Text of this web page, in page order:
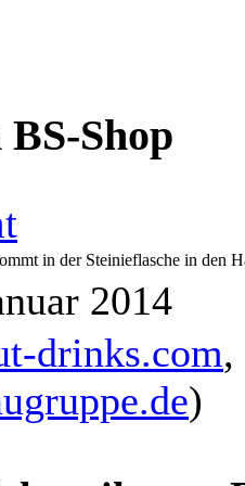
Shop
in der Steinieflasche in den
2014
drinks.com
)